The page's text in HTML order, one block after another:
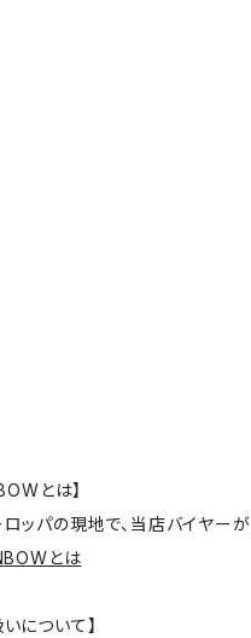
とは】
ッパの現地で、当店バイヤー
とは
について】